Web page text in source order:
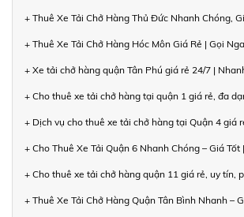
+ Thuê Xe Tải Chở Hàng Thủ Đức Nhanh Chóng,
+ Thuê Xe Tải Chở Hàng Hóc Môn Giá Rẻ | Gọi
+ Xe tải chở hàng quận Tân Phú giá rẻ 24/7 |
+ Cho thuê xe tải chở hàng tại quận 1 giá rẻ, đa
+ Dịch vụ cho thuê xe tải chở hàng tại Quận 4 giá
+ Cho Thuê Xe Tải Quận 6 Nhanh Chóng – Giá Tốt
+ Cho thuê xe tải chở hàng quận 11 giá rẻ, uy tín,
+ Thuê Xe Tải Chở Hàng Quận Tân Bình Nhanh –